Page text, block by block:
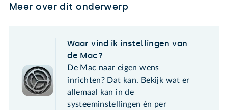
Meer over dit onderwerp
Waar vind ik instellingen van
de Mac?
De Mac naar eigen wens
inrichten? Dat kan. Bekijk wat er
allemaal kan in de
systeeminstellingen én per